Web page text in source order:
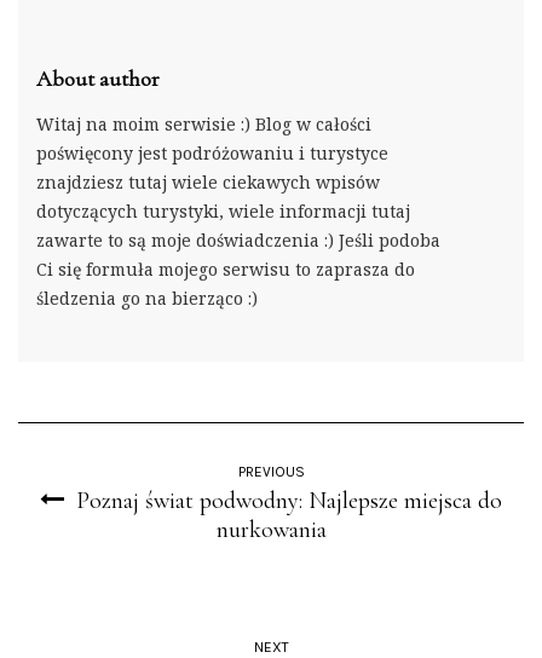
About author
Witaj na moim serwisie :) Blog w całości
poświęcony jest podróżowaniu i turystyce
znajdziesz tutaj wiele ciekawych wpisów
dotyczących turystyki, wiele informacji tutaj
zawarte to są moje doświadczenia :) Jeśli podoba
Ci się formuła mojego serwisu to zaprasza do
śledzenia go na bierząco :)
PREVIOUS
Poznaj świat podwodny: Najlepsze miejsca do
nurkowania
NEXT